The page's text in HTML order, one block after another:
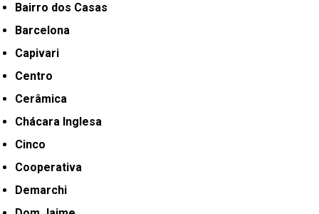
Bairro dos Casas
Barcelona
Capivari
Centro
Cerâmica
Chácara Inglesa
Cinco
Cooperativa
Demarchi